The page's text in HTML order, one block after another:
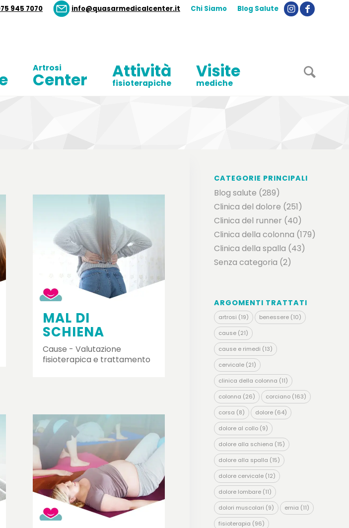
945 7070 info@quasarmedicalcenter.it Chi Siamo Blog Salute
Artrosi
Center Attività
fisioterapiche
Visite
mediche
MAL DI
SCHIENA
Cause - Valutazione
fisioterapica e trattamento
CATEGORIE PRINCIPALI
Blog salute (289)
Clinica del dolore (251)
Clinica del runner (40)
Clinica della colonna (179)
Clinica della spalla (43)
Senza categoria (2)
ARGOMENTI TRATTATI
artrosi (19) benessere(10)
cause(21)
cause e rimedi (13)
cervicale(21)
clinica della colonna (11)
colonna (26) corciano(163)
corsa (8) dolore(64)
dolore al collo(9)
dolore alla schiena (15)
dolore alla spalla (15)
dolore cervicale(12)
dolore lombare(11)
dolori muscolari (9) ernia (11)
fisioterapia (96)